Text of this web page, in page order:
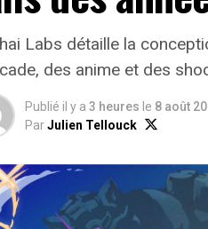
Labs détaille la
des anime et des
Publié il y a 3 heures le 8 août
ParJulien Tellouck